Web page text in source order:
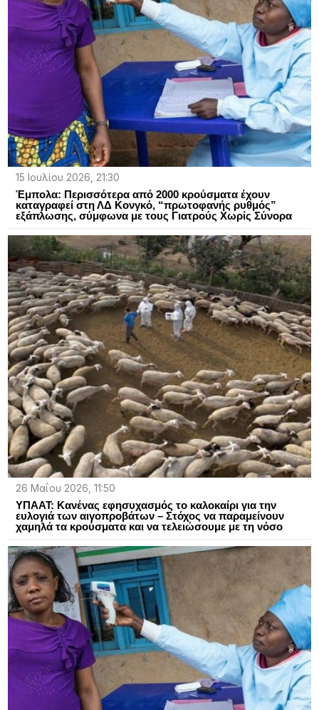
15 Ιουλίου 2026, 21:30
Έμπολα: Περισσότερα από 2000 κρούσματα έχουν
καταγραφεί στη ΛΔ Κονγκό, “πρωτοφανής ρυθμός”
εξάπλωσης, σύμφωνα με τους Γιατρούς Χωρίς Σύνορα
26 Μαΐου 2026, 11:50
ΥΠΑΑΤ: Κανένας εφησυχασμός το καλοκαίρι για την
ευλογιά των αιγοπροβάτων – Στόχος να παραμείνουν
χαμηλά τα κρούσματα και να τελειώσουμε με τη νόσο